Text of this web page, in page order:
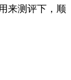
来测评下，顺